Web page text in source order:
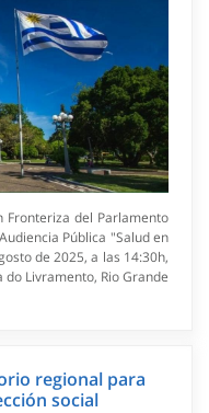
Fronteriza del Parlamento
Pública "Salud en
de 2025, a las 14:30h,
Livramento, Rio Grande
regional para
social